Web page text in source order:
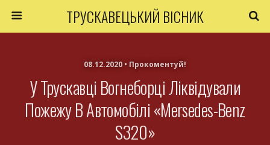
ТРУСКАВЕЦЬКИЙ ВІСНИК
08.12.2020 • Прокоментуй!
У Трускавці Вогнеборці Ліквідували
Пожежу В Автомобілі «Mersedes-Benz
S320»